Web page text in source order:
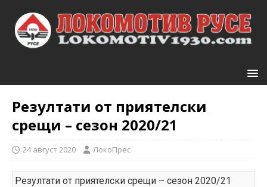
Резултати от приятелски
срещи – сезон 2020/21
24 август 2020 ЛокоПрес
Резултати от приятелски срещи – сезон 2020/21